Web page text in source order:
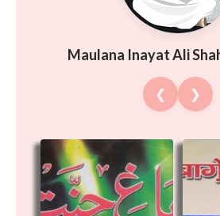
Maulana Inayat Ali
❮ ❯